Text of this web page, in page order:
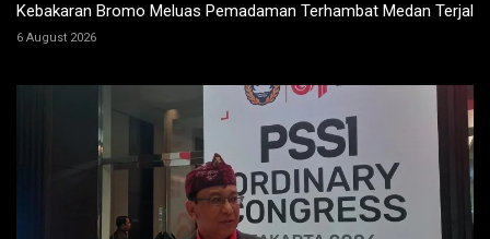
Kebakaran Bromo Meluas Pemadaman Terhambat Medan Terjal
6 August 2026